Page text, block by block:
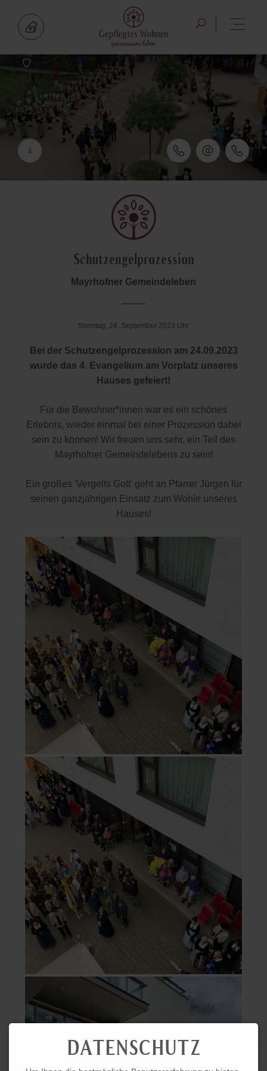
Schutzengelprozession
Mayrhofner Gemeindeleben
Sonntag, 24. September 2023 Uhr
Bei der Schutzengelprozession am 24.09.2023
wurde das 4. Evangelium am Vorplatz unseres
Hauses gefeiert!
Für die Bewohner*innen war es ein schönes
Erlebnis, wieder einmal bei einer Prozession dabei
sein zu können! Wir freuen uns sehr, ein Teil des
Mayrhofner Gemeindelebens zu sein!
Ein großes 'Vergelts Gott' geht an Pfarrer Jürgen für
seinen ganzjährigen Einsatz zum Wohle unseres
Hauses!
DATENSCHUTZ